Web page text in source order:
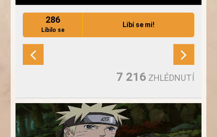
286
Líbilo se
Líbí se mi!
7 216 ZHLÉDNUTÍ